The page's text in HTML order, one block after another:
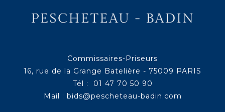
Commissaires-Priseurs
16, rue de la Grange Batelière - 75009 PARIS
Tél : 01 47 70 50 90
Mail : bids@pescheteau-badin.com